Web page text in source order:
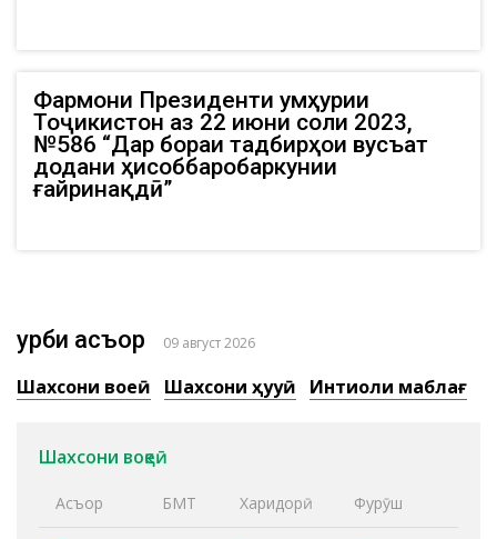
Фармони Президенти Ҷумҳурии
Тоҷикистон аз 22 июни соли 2023,
№586 “Дар бораи тадбирҳои вусъат
додани ҳисоббаробаркунии
ғайринақдӣ”
Қурби асъор 09 август 2026
Шахсони воқеӣ Шахсони ҳуқуқӣ Интиқоли маблағ
Шахсони воқеӣ
Асъор БМТ Харидорӣ Фурӯш